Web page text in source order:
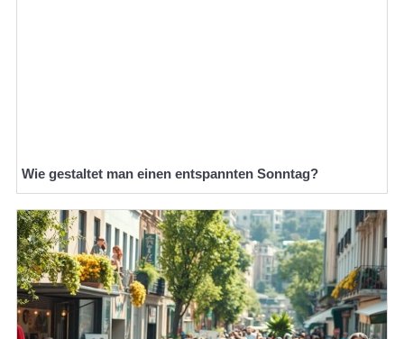
Wie gestaltet man einen entspannten Sonntag?